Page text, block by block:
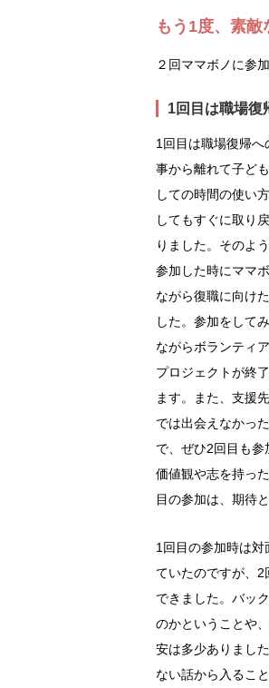
もう1度、素
２回ママボノに参
1回目は職場復
1回目は職場復帰
事から離れて子ど
しての時間の使い
してもすぐに取り
りました。そのよ
参加した時にママ
ながら復職に向け
した。参加をして
ながらボランティ
プロジェクトが終
ます。また、支援
では出会えなかっ
で、ぜひ2回目も
価値観や志を持っ
目の参加は、期待
1回目の参加時は
ていたのですが、2
できました。バッ
のかということや
安は多少ありまし
ない話から入るこ